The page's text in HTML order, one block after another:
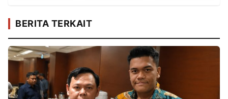
BERITA TERKAIT